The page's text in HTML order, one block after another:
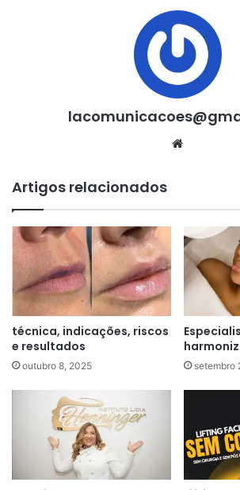
Artigos relacionados
técnica, indicações, riscos
e resultados
outubro 8, 2025 setembro